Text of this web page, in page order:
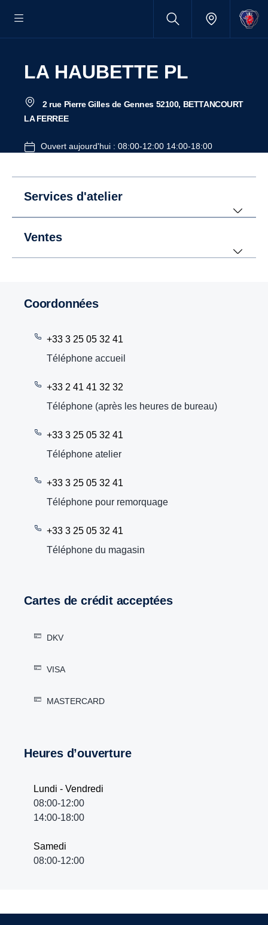
LA HAUBETTE PL
2 rue Pierre Gilles de Gennes 52100, BETTANCOURT
LA FERREE
Ouvert aujourd'hui : 08:00-12:00 14:00-18:00
Services d'atelier
Ventes
Coordonnées
+33 3 25 05 32 41
Téléphone accueil
+33 2 41 41 32 32
Téléphone (après les heures de bureau)
+33 3 25 05 32 41
Téléphone atelier
+33 3 25 05 32 41
Téléphone pour remorquage
+33 3 25 05 32 41
Téléphone du magasin
Cartes de crédit acceptées
DKV
VISA
MASTERCARD
Heures d’ouverture
Lundi - Vendredi
08:00-12:00
14:00-18:00
Samedi
08:00-12:00